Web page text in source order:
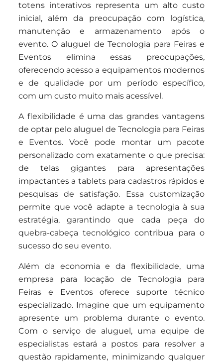
totens interativos representa um alto custo
inicial, além da preocupação com logística,
manutenção e armazenamento após o
evento. O aluguel de Tecnologia para Feiras e
Eventos elimina essas preocupações,
oferecendo acesso a equipamentos modernos
e de qualidade por um período específico,
com um custo muito mais acessível.
A flexibilidade é uma das grandes vantagens
de optar pelo aluguel de Tecnologia para Feiras
e Eventos. Você pode montar um pacote
personalizado com exatamente o que precisa:
de telas gigantes para apresentações
impactantes a tablets para cadastros rápidos e
pesquisas de satisfação. Essa customização
permite que você adapte a tecnologia à sua
estratégia, garantindo que cada peça do
quebra-cabeça tecnológico contribua para o
sucesso do seu evento.
Além da economia e da flexibilidade, uma
empresa para locação de Tecnologia para
Feiras e Eventos oferece suporte técnico
especializado. Imagine que um equipamento
apresente um problema durante o evento.
Com o serviço de aluguel, uma equipe de
especialistas estará a postos para resolver a
questão rapidamente, minimizando qualquer